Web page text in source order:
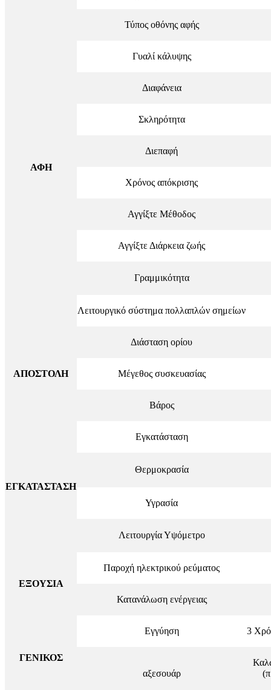
ΑΦΗ
Τύπος οθόνης αφής
Γυαλί κάλυψης
Διαφάνεια
Σκληρότητα
Διεπαφή
Χρόνος απόκρισης
Αγγίξτε Μέθοδος
Αγγίξτε Διάρκεια ζωής
Γραμμικότητα
Λειτουργικό σύστημα πολλαπλών σημείων
ΑΠΟΣΤΟΛΗ
Διάσταση ορίου
Μέγεθος συσκευασίας
Βάρος
ΕΓΚΑΤΑΣΤΑΣΗ
Εγκατάσταση
Θερμοκρασία
Υγρασία
Λειτουργία Υψόμετρο
ΕΞΟΥΣΙΑ
Παροχή ηλεκτρικού ρεύματος
Κατανάλωση ενέργειας
ΓΕΝΙΚΟΣ
Εγγύηση 3
αξεσουάρ